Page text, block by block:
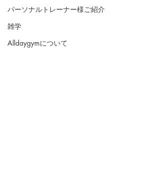
パーソナルトレーナー様ご紹介
雑学
Alldaygymについて